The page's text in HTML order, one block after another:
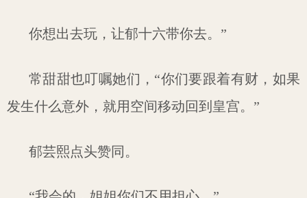
你想出去玩，让郁十六带你去。”
常甜甜也叮嘱她们，“你们要跟着有财，如果
发生什么意外，就用空间移动回到皇宫。”
郁芸熙点头赞同。